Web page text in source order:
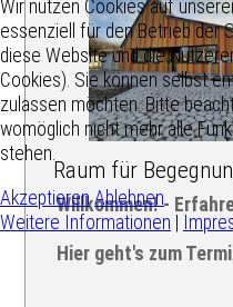
Raum für
Willkommen! -
Hier geht's zum
Wir nutzen Cookies auf
essenziell für den Betrieb der
diese Website und die
Cookies). Sie können selbst
zulassen möchten. Bitte
womöglich nicht mehr alle
stehen.
Akzeptieren Ablehnen
Weitere Informationen |